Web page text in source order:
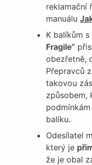
reklamační
manuálu
K balíkům
Fragile“
obezřetně,
Přepravců
takovou
způsobem,
balíku.
Odesílatel
který je
že je obal